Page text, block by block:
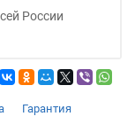
России
Гарантия